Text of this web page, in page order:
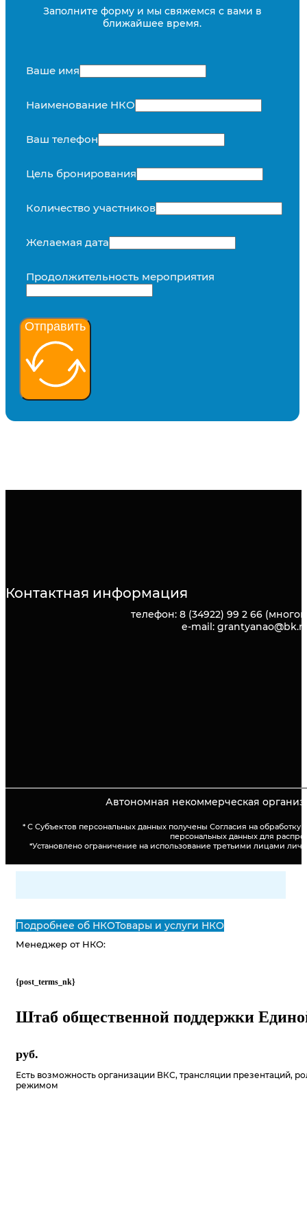
Заполните форму и мы свяжемся с вами в
ближайшее время.
Ваше имя
Наименование НКО
Ваш телефон
Цель бронирования
Количество участников
Желаемая дата
Продолжительность мероприятия
Отправить
Контактная информация
телефон: 8 (34922) 99 2 66
e-mail:
Автономная некоммерческая
* С Субъектов персональных данных получены Согласия на
персональных данных для
*Установлено ограничение на использование третьими лицами
Подробнее об НКОТовары и услуги НКО
Менеджер от НКО:
{post_terms_nk}
Штаб общественной поддержки
руб.
Есть возможность организации ВКС, трансляции презентаций,
режимом